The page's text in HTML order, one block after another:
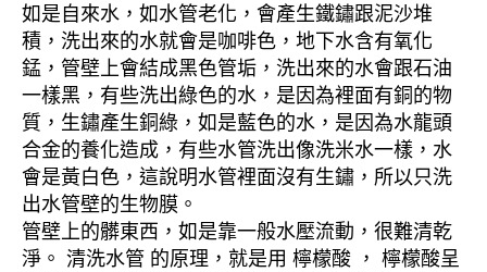
如是自來水，如水管老化，會產生鐵鏽跟泥沙堆
積，洗出來的水就會是咖啡色，地下水含有氧化
錳，管壁上會結成黑色管垢，洗出來的水會跟石油
一樣黑，有些洗出綠色的水，是因為裡面有銅的物
質，生鏽產生銅綠，如是藍色的水，是因為水龍頭
合金的養化造成，有些水管洗出像洗米水一樣，水
會是黃白色，這說明水管裡面沒有生鏽，所以只洗
出水管壁的生物膜。
管壁上的髒東西，如是靠一般水壓流動，很難清乾
淨。 清洗水管 的原理，就是用 檸檬酸 ， 檸檬酸呈